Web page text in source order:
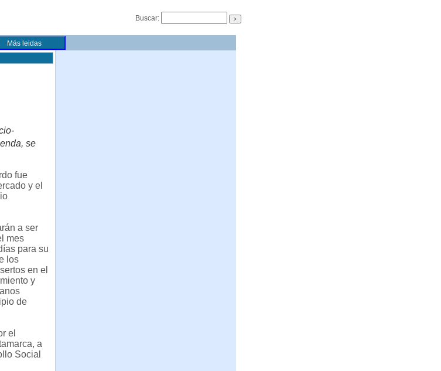
Buscar:
Más leidas
se
fue
y el
a ser
mes
para su
los
en el
y
de
el
a
Social